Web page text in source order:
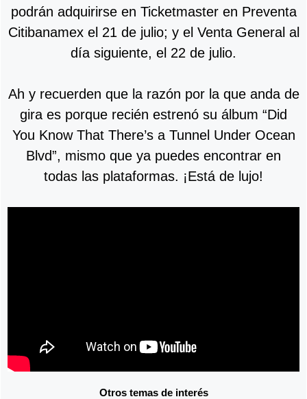
podrán adquirirse en Ticketmaster en Preventa
Citibanamex el 21 de julio; y el Venta General al
día siguiente, el 22 de julio.
Ah y recuerden que la razón por la que anda de
gira es porque recién estrenó su álbum “Did
You Know That There’s a Tunnel Under Ocean
Blvd”, mismo que ya puedes encontrar en
todas las plataformas. ¡Está de lujo!
Otros temas de interés